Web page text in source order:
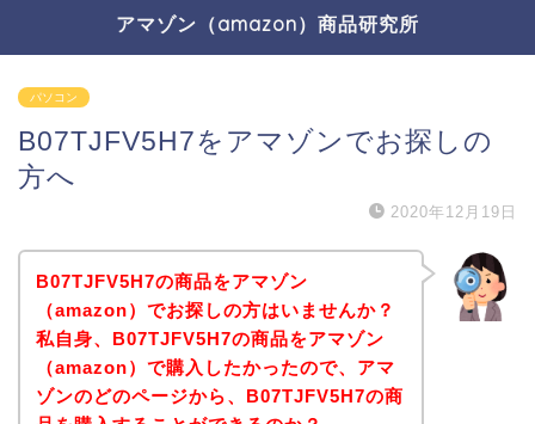
アマゾン（amazon）商品研究所
パソコン
B07TJFV5H7をアマゾンでお探しの
方へ
2020年12月19日
B07TJFV5H7の商品をアマゾン
（amazon）でお探しの方はいませんか？
私自身、B07TJFV5H7の商品をアマゾン
（amazon）で購入したかったので、アマ
ゾンのどのページから、B07TJFV5H7の商